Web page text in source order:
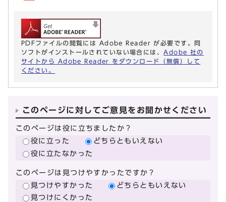
PDFファイルの閲覧には Adobe Reader が必要です。同
ソフトがインストールされていない場合には、Adobe 社の
サイトから Adobe Reader をダウンロード（無償）して
ください。
このページに対してご意見をお聞かせください
このページは役に立ちましたか？
役に立った
どちらともいえない
役に立たなかった
このページは見つけやすかったですか？
見つけやすかった
どちらともいえない
見つけにくかった